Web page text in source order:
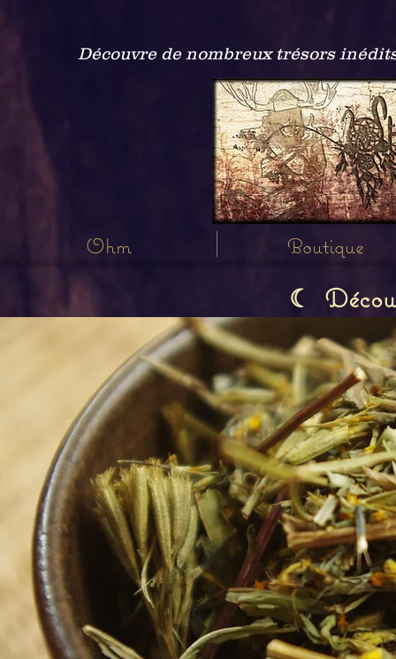
Découvre de nombreux trésors
Ohm Boutique
☾